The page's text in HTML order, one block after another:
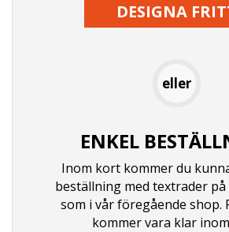
DESIGNA
eller
ENKEL
Inom kort kommer du
beställning med textrader
som i vår föregående shop.
kommer vara klar